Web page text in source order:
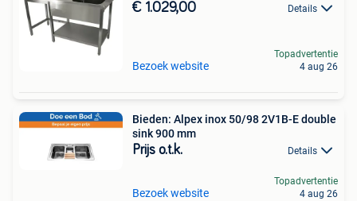
€ 1.029,00 Details
Bezoek website
Topadvertentie
4 aug 26
Bieden: Alpex inox 50/98 2V1B-E double
sink 900 mm
Prijs o.t.k. Details
Bezoek website
Topadvertentie
4 aug 26